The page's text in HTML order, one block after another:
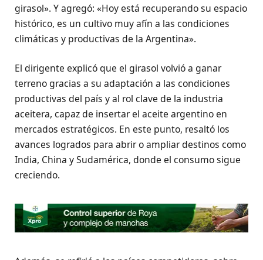
girasol». Y agregó: «Hoy está recuperando su espacio
histórico, es un cultivo muy afín a las condiciones
climáticas y productivas de la Argentina».
El dirigente explicó que el girasol volvió a ganar
terreno gracias a su adaptación a las condiciones
productivas del país y al rol clave de la industria
aceitera, capaz de insertar el aceite argentino en
mercados estratégicos. En este punto, resaltó los
avances logrados para abrir o ampliar destinos como
India, China y Sudamérica, donde el consumo sigue
creciendo.